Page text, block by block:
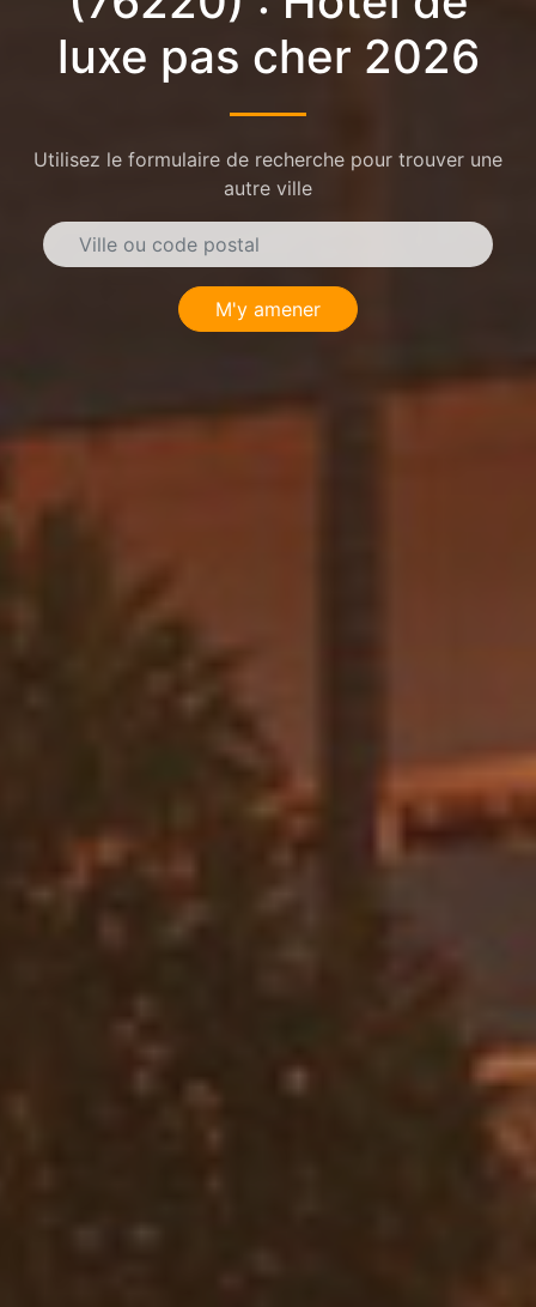
luxe pas cher 2026
Utilisez le formulaire de recherche pour trouver une
autre ville
M'y amener